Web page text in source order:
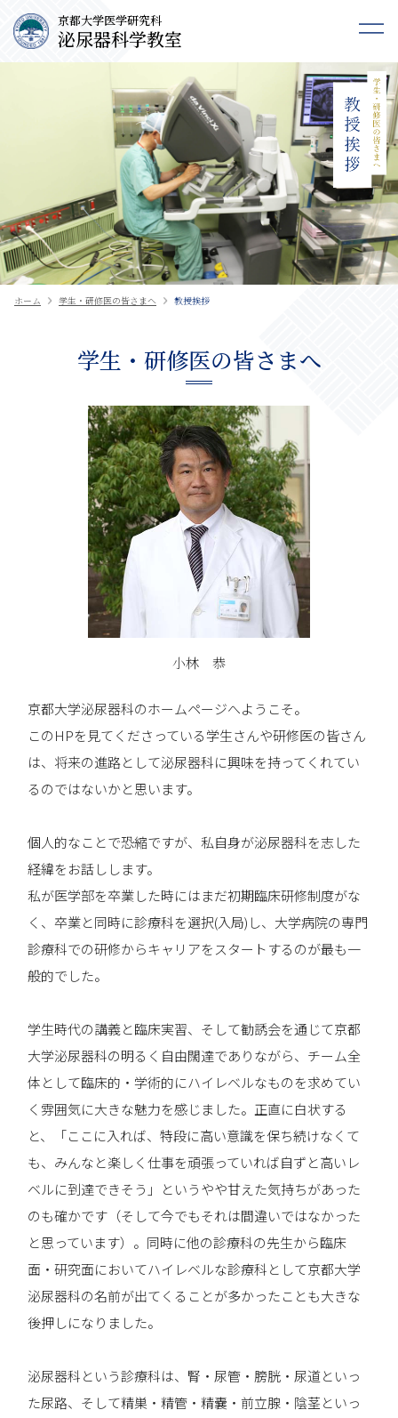
京都大学医学研究科
泌尿器科学教室
学生・研修医の皆さまへ
学生・研修医の皆さまへ 医療関係者の皆さまへ
情報公開（臨床研究・治験） 同門会員
寄附のお願い
教授挨拶
研修プログラム
先輩ドクターからのメッセージ
研修医の1日（1週間）
京都大学医学部附属病院
京都大学医学研究科
泌尿器科学教室ブログ
ホーム 学生・研修医の皆さまへ 教授挨拶
学生・研修医の皆さまへ
小林 恭
京都大学泌尿器科のホームページへようこそ。
このHPを見てくださっている学生さんや研修医の皆さん
は、将来の進路として泌尿器科に興味を持ってくれてい
るのではないかと思います。
個人的なことで恐縮ですが、私自身が泌尿器科を志した
経緯をお話しします。
私が医学部を卒業した時にはまだ初期臨床研修制度がな
く、卒業と同時に診療科を選択(入局)し、大学病院の専門
診療科での研修からキャリアをスタートするのが最も一
般的でした。
学生時代の講義と臨床実習、そして勧誘会を通じて京都
大学泌尿器科の明るく自由闊達でありながら、チーム全
体として臨床的・学術的にハイレベルなものを求めてい
く雰囲気に大きな魅力を感じました。正直に白状する
と、「ここに入れば、特段に高い意識を保ち続けなくて
も、みんなと楽しく仕事を頑張っていれば自ずと高いレ
ベルに到達できそう」というやや甘えた気持ちがあった
のも確かです（そして今でもそれは間違いではなかった
と思っています）。同時に他の診療科の先生から臨床
面・研究面においてハイレベルな診療科として京都大学
泌尿器科の名前が出てくることが多かったことも大きな
後押しになりました。
泌尿器科という診療科は、腎・尿管・膀胱・尿道といっ
た尿路、そして精巣・精管・精嚢・前立腺・陰茎といっ